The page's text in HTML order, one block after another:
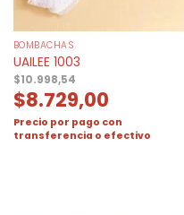
BOMBACHAS
UAILEE 1003
$10.998,54
$8.729,00
Precio por pago con
transferencia o efectivo